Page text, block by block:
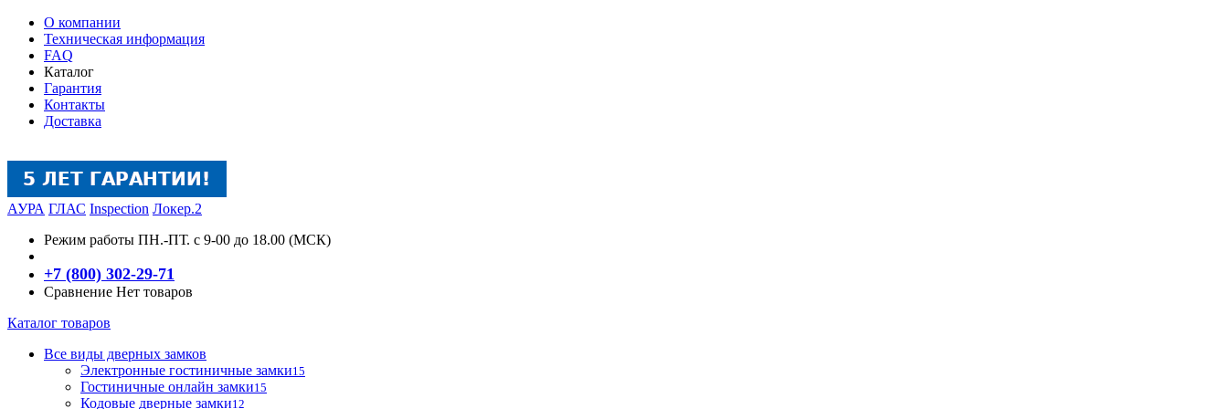
О компании
Техническая информация
FAQ
Каталог
Гарантия
Контакты
Доставка
АУРА ГЛАС Inspection Локер.2
Режим работы ПН.-ПТ. с 9-00 до 18.00 (МСК)
+7 (800) 302-29-71
Сравнение Нет товаров
Каталог товаров
Все виды дверных замков
Электронные гостиничные замки15
Гостиничные онлайн замки15
Кодовые дверные замки12